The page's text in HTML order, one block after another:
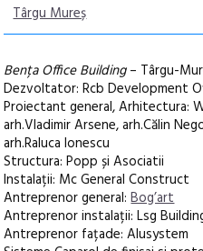
Târgu Mureș
Bența Office Building– Târgu-
Dezvoltator: Rcb Development
Proiectant general, Arhitectura:
arh.Vladimir Arsene, arh.Călin
arh.Raluca Ionescu
Structura: Popp și Asociatii
Instalații: Mc General Construct
Antreprenor general:Bog’art
Antreprenor instalații: Lsg
Antreprenor fațade: Alusystem